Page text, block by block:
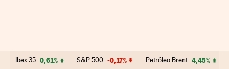
Ibex 35 0,61% S&P 500 -0,17% Petróleo Brent 4,45%